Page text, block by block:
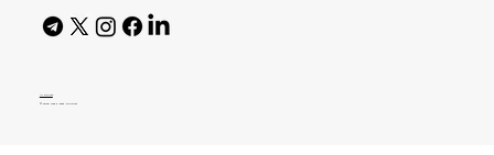
AI Policy
© 2026 High Bar Journal